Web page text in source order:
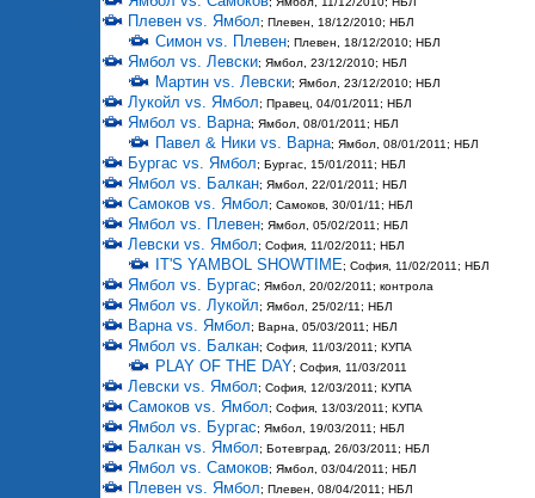
Плевен vs. Ямбол; Плевен, 18/12/2010; НБЛ
Симон vs. Плевен; Плевен, 18/12/2010; НБЛ
Ямбол vs. Левски; Ямбол, 23/12/2010; НБЛ
Мартин vs. Левски; Ямбол, 23/12/2010; НБЛ
Лукойл vs. Ямбол; Правец, 04/01/2011; НБЛ
Ямбол vs. Варна; Ямбол, 08/01/2011; НБЛ
Павел & Ники vs. Варна; Ямбол, 08/01/2011; НБЛ
Бургас vs. Ямбол; Бургас, 15/01/2011; НБЛ
Ямбол vs. Балкан; Ямбол, 22/01/2011; НБЛ
Самоков vs. Ямбол; Самоков, 30/01/11; НБЛ
Ямбол vs. Плевен; Ямбол, 05/02/2011; НБЛ
Левски vs. Ямбол; София, 11/02/2011; НБЛ
IT'S YAMBOL SHOWTIME; София, 11/02/2011; НБЛ
Ямбол vs. Бургас; Ямбол, 20/02/2011; контрола
Ямбол vs. Лукойл; Ямбол, 25/02/11; НБЛ
Варна vs. Ямбол; Варна, 05/03/2011; НБЛ
Ямбол vs. Балкан; София, 11/03/2011; КУПА
PLAY OF THE DAY; София, 11/03/2011
Левски vs. Ямбол; София, 12/03/2011; КУПА
Самоков vs. Ямбол; София, 13/03/2011; КУПА
Ямбол vs. Бургас; Ямбол, 19/03/2011; НБЛ
Балкан vs. Ямбол; Ботевград, 26/03/2011; НБЛ
Ямбол vs. Самоков; Ямбол, 03/04/2011; НБЛ
Плевен vs. Ямбол; Плевен, 08/04/2011; НБЛ